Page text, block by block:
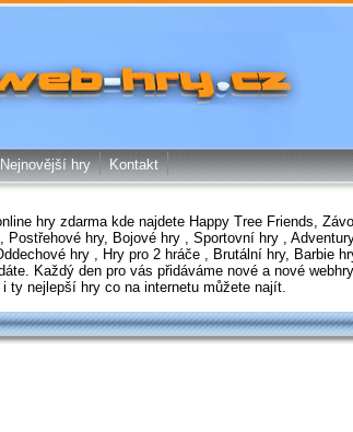
- online hry zdarma
Nejnovější hry Kontakt
hry zdarma kde najdete Happy Tree Friends
Postřehové hry, Bojové hry Sportovní hry
hry Hry pro 2 hráče Brutální hry, Barbie
Každý den pro vás přidáváme nové a nové webhry
i ty nejlepší hry co na internetu můžete najít.